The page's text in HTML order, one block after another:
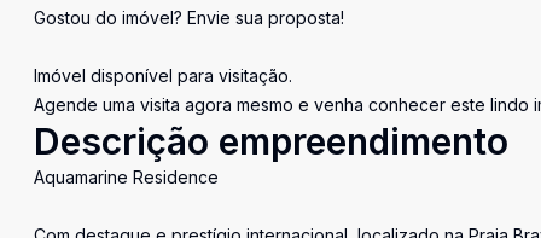
Gostou do imóvel? Envie sua proposta!
Imóvel disponível para visitação.
Agende uma visita agora mesmo e venha conhecer este lindo
Descrição empreendimento
Aquamarine Residence